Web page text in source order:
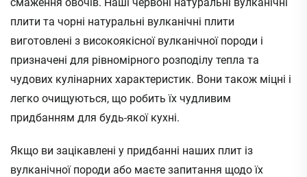
плити та чорні натуральні вулканічні плити
виготовлені з високоякісної вулканічної породи і
призначені для рівномірного розподілу тепла та
чудових кулінарних характеристик. Вони також міцні і
легко очищуються, що робить їх чудливим
придбанням для будь-якої кухні.
Якщо ви зацікавлені у придбанні наших плит із
вулканічної породи або маєте запитання щодо їх